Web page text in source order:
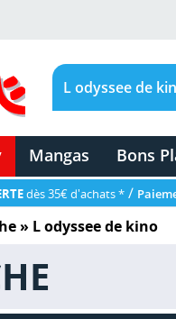
Mangas Bons
dès 35€ d'achats * /
» L odyssee de kino